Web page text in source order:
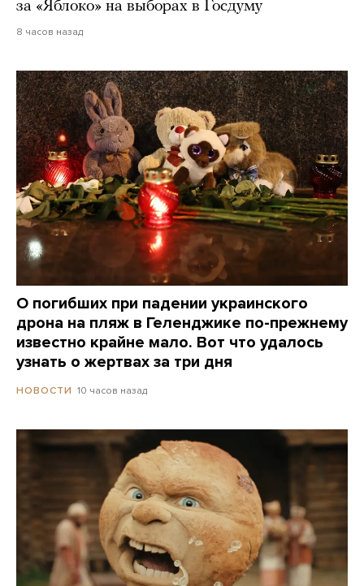
за «Яблоко» на выборах в Госдуму
8 часов назад
О погибших при падении украинского
дрона на пляж в Геленджике по-прежнему
известно крайне мало. Вот что удалось
узнать о жертвах за три дня
НОВОСТИ 10 часов назад